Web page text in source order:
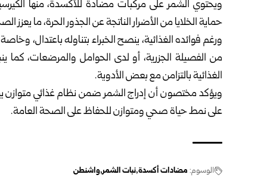
ويحتوي الشمر على مركبات مضادة للأكسدة، منها
حماية الخلايا من الأضرار الناتجة عن الجذور الحرة، ما
ورغم فوائده الغذائية، ينصح الخبراء بتناوله باعتدال،
من الفصيلة الجزرية، أو لدى الحوامل والمرضعات،
الغذائية بالتزامن مع بعض الأدوية.
ويؤكد مختصون أن إدراج الشمر ضمن نظام غذائي متوازن
على نمط حياة صحي ومتوازن للحفاظ على الصحة العامة.
الوسوم: مضادات أكسدة نبات الشمر واشنطن